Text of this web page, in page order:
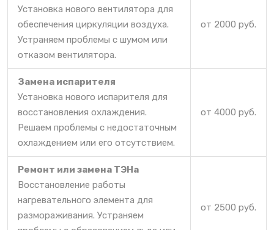
Установка нового вентилятора для
обеспечения циркуляции воздуха.
Устраняем проблемы с шумом или
отказом вентилятора.
от 2000 руб.
Замена испарителя
Установка нового испарителя для
восстановления охлаждения.
Решаем проблемы с недостаточным
охлаждением или его отсутствием.
от 4000 руб.
Ремонт или замена ТЭНа
Восстановление работы
нагревательного элемента для
размораживания. Устраняем
от 2500 руб.